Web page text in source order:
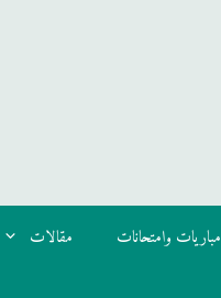
مباريات وامتحانات مقالات